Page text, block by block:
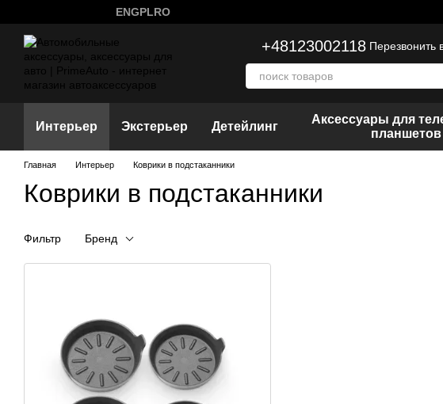
Перейти к основному контенту
ENGPLRO
+48123002118 Перезвонить
Интерьер Экстерьер Детейлинг
Аксессуары для
планшетов
Главная Интерьер Коврики в подстаканники
Коврики в подстаканники
Фильтр Бренд